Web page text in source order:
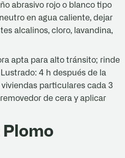
abrasivo rojo o blanco tipo
en agua caliente, dejar
alcalinos, cloro, lavandina,
apta para alto tránsito; rinde
4 h después de la
particulares cada 3
de cera y aplicar
Plomo